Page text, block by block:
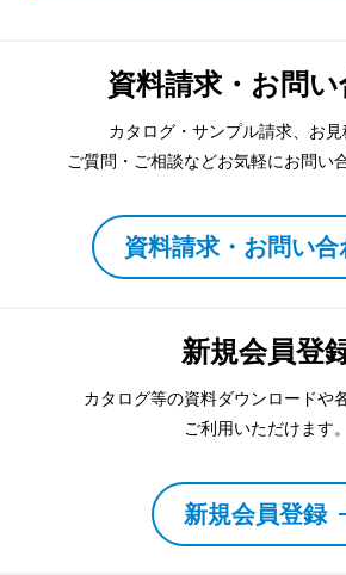
資料請求・お問
カタログ・サンプル請求、お見
ご質問・ご相談などお気軽にお問い
資料請求・お問い合
新規会員登
カタログ等の資料ダウンロードや
ご利用いただけます。
新規会員登録